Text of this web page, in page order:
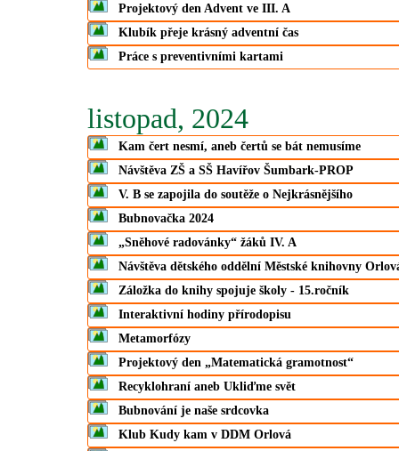
Projektový den Advent ve III. A
Klubík přeje krásný adventní čas
Práce s preventivními kartami
listopad, 2024
Kam čert nesmí, aneb čertů se bát nemusíme
Návštěva ZŠ a SŠ Havířov Šumbark-PROP
V. B se zapojila do soutěže o Nejkrásnějšího
Bubnovačka 2024
„Sněhové radovánky“ žáků IV. A
Návštěva dětského oddělní Městské knihovny
Záložka do knihy spojuje školy - 15.ročník
Interaktivní hodiny přírodopisu
Metamorfózy
Projektový den „Matematická gramotnost“
Recyklohraní aneb Ukliďme svět
Bubnování je naše srdcovka
Klub Kudy kam v DDM Orlová